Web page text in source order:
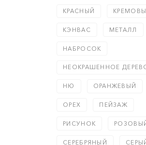
КРАСНЫЙ
КЭНВАС МЕТАЛЛ
НАБРОСОК
НЕОКРАШЕННОЕ
НЮ ОРАНЖЕВЫЙ
ОРЕХ ПЕЙЗАЖ
РИСУНОК
СЕРЕБРЯНЫЙ